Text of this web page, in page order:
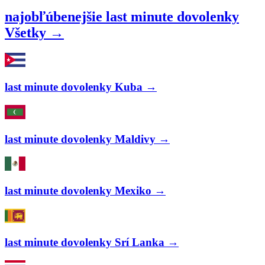
najobľúbenejšie last minute dovolenky
Všetky →
last minute dovolenky Kuba →
last minute dovolenky Maldivy →
last minute dovolenky Mexiko →
last minute dovolenky Srí Lanka →